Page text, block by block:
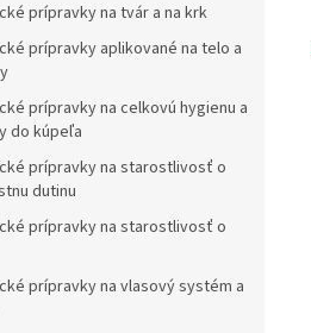
prípravky na tvár a na krk
prípravky aplikované na telo a
prípravky na celkovú hygienu a
do kúpeľa
prípravky na starostlivosť o
dutinu
prípravky na starostlivosť o
prípravky na vlasový systém a